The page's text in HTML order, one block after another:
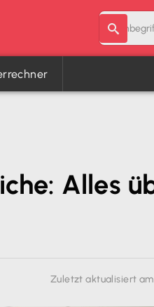
Alles
Zuletzt aktualisiert am